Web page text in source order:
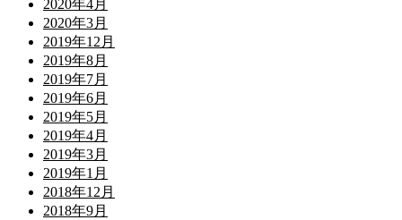
2020年4月
2020年3月
2019年12月
2019年8月
2019年7月
2019年6月
2019年5月
2019年4月
2019年3月
2019年1月
2018年12月
2018年9月